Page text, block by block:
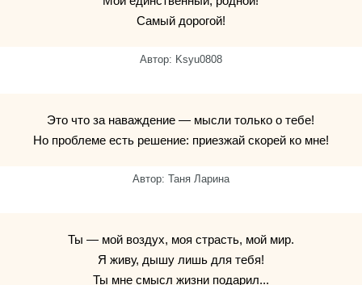
Самый дорогой!
Автор: Ksyu0808
Это что за наваждение — мысли только о тебе!
Но проблеме есть решение: приезжай скорей ко мне!
Автор: Таня Ларина
Ты — мой воздух, моя страсть, мой мир.
Я живу, дышу лишь для тебя!
Ты мне смысл жизни подарил...